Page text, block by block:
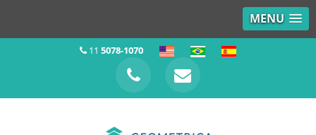
MENU
11 5078-1070